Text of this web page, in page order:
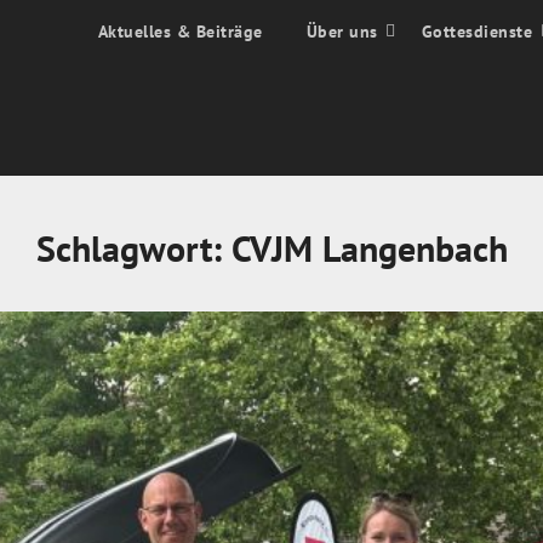
Aktuelles & Beiträge Über uns Gottesdienste
Schlagwort: CVJM Langenbach